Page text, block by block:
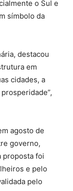
o Sul e
símbolo da
destacou
em
cidades, a
agosto de
governo,
proposta foi
e pelo
pelo